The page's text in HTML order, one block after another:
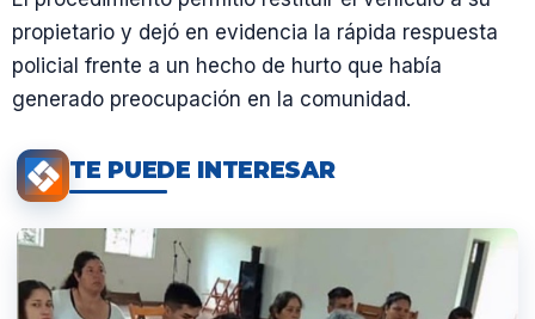
propietario y dejó en evidencia la rápida respuesta
policial frente a un hecho de hurto que había
generado preocupación en la comunidad.
TE PUEDE INTERESAR